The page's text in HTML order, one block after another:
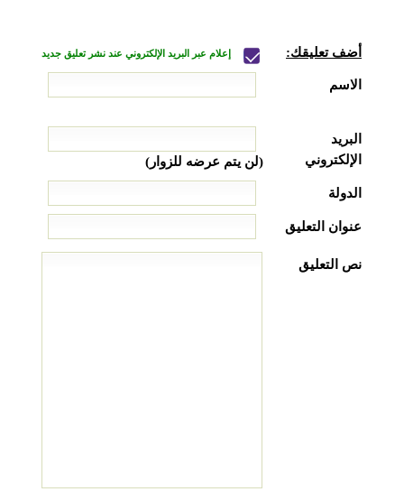
أضف تعليقك: إعلام عبر البريد الإلكتروني عند نشر تعليق جديد
الاسم
البريد
الإلكتروني
(لن يتم عرضه للزوار)
الدولة
عنوان التعليق
نص التعليق